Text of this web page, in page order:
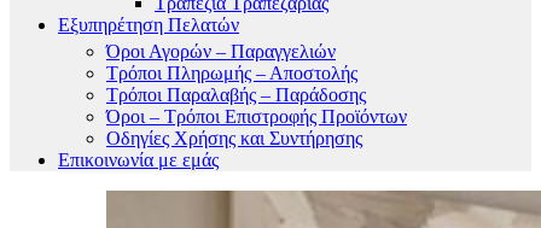
Εξυπηρέτηση Πελατών
Όροι Αγορών – Παραγγελιών
Τρόποι Πληρωμής – Αποστολής
Τρόποι Παραλαβής – Παράδοσης
Όροι – Τρόποι Επιστροφής Προϊόντων
Οδηγίες Χρήσης και Συντήρησης
Επικοινωνία με εμάς